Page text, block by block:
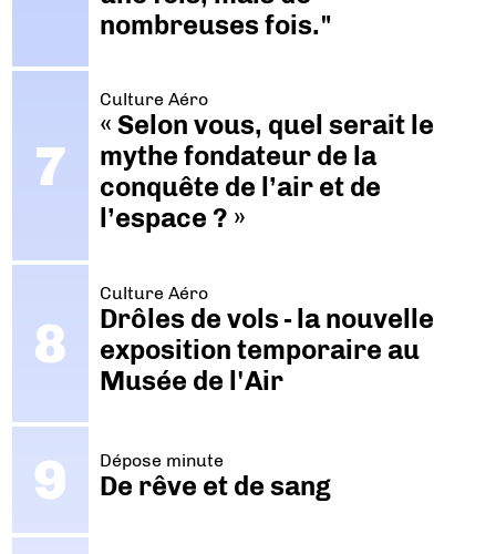
nombreuses fois."
Culture Aéro
« Selon vous, quel serait le
mythe fondateur de la
conquête de l’air et de
l’espace ? »
Culture Aéro
Drôles de vols - la nouvelle
exposition temporaire au
Musée de l'Air
Dépose minute
De rêve et de sang